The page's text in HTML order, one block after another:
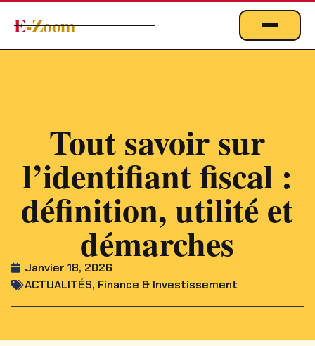
E-Zoom
EMPLOI
MARKETING & DIGITAL
TECHNOLOGIE
Tout savoir sur
l’identifiant fiscal :
définition, utilité et
démarches
Janvier 18, 2026
ACTUALITÉS, Finance & Investissement